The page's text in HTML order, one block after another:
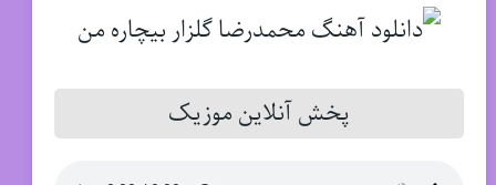
پخش آنلاین موزیک